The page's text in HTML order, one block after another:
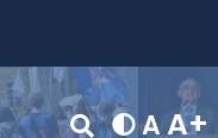
A A+